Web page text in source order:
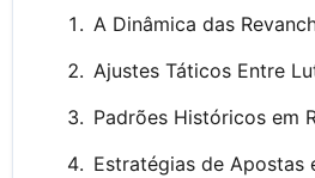
A Dinâmica das
Ajustes Táticos Entre
Padrões Históricos em
Estratégias de Apostas